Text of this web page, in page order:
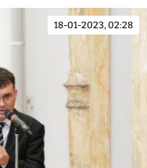
18-01-2023, 02:28